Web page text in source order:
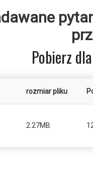
Pobierz
rozmiar pliku
2.27MB